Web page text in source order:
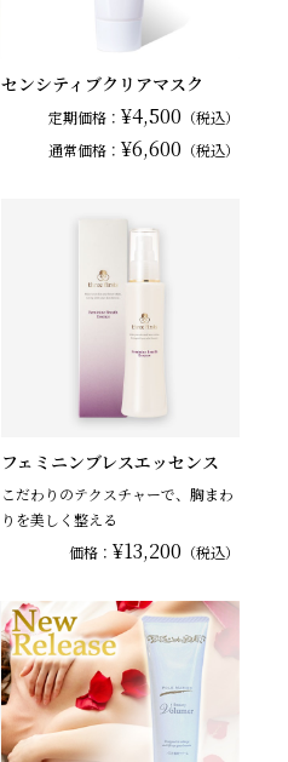
センシティブクリアマスク
定期価格： ¥4,500 （税込）
通常価格： ¥6,600 （税込）
フェミニンブレスエッセンス
こだわりのテクスチャーで、胸まわ
りを美しく整える
価格： ¥13,200 （税込）